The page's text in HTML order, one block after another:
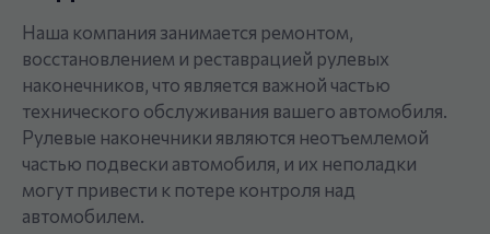
Наша компания занимается ремонтом,
восстановлением и реставрацией рулевых
наконечников, что является важной частью
технического обслуживания вашего автомобиля.
Рулевые наконечники являются неотъемлемой
частью подвески автомобиля, и их неполадки
могут привести к потере контроля над
автомобилем.